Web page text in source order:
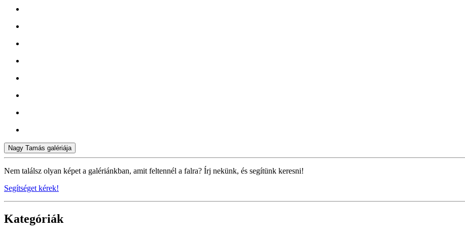
Nagy Tamás galériája
Nem találsz olyan képet a galériánkban, amit feltennél a falra? Írj nekünk, és segítünk keresni!
Segítséget kérek!
Kategóriák